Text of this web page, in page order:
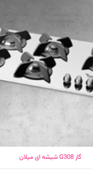
گاز G308 شیشه ای میلان